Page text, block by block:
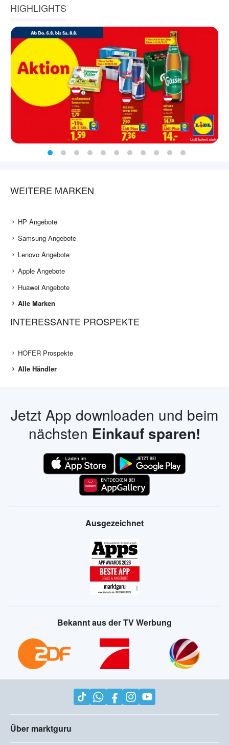
HIGHLIGHTS
WEITERE MARKEN
HP Angebote
Samsung Angebote
Lenovo Angebote
Apple Angebote
Huawei Angebote
Alle Marken
INTERESSANTE PROSPEKTE
HOFER Prospekte
Alle Händler
Jetzt App downloaden und beim
nächsten Einkauf sparen!
Ausgezeichnet
Bekannt aus der TV Werbung
Über marktguru